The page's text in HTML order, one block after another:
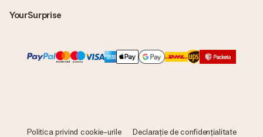
YourSurprise
Politica privind cookie-urile
Declarație de confidențialitate